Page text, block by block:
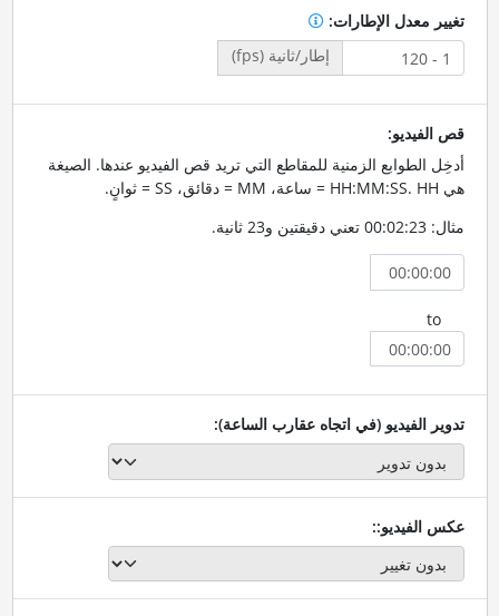
تغيير معدل الإطارات:
إطار/ثانية (fps)
قص الفيديو:
أدخِل الطوابع الزمنية للمقاطع التي تريد قص الفيديو عندها. الصيغة
هي HH:MM:SS. HH = ساعة، MM = دقائق، SS = ثوانٍ.
مثال: 00:02:23 تعني دقيقتين و23 ثانية.
to
تدوير الفيديو (في اتجاه عقارب الساعة):
عكس الفيديو::